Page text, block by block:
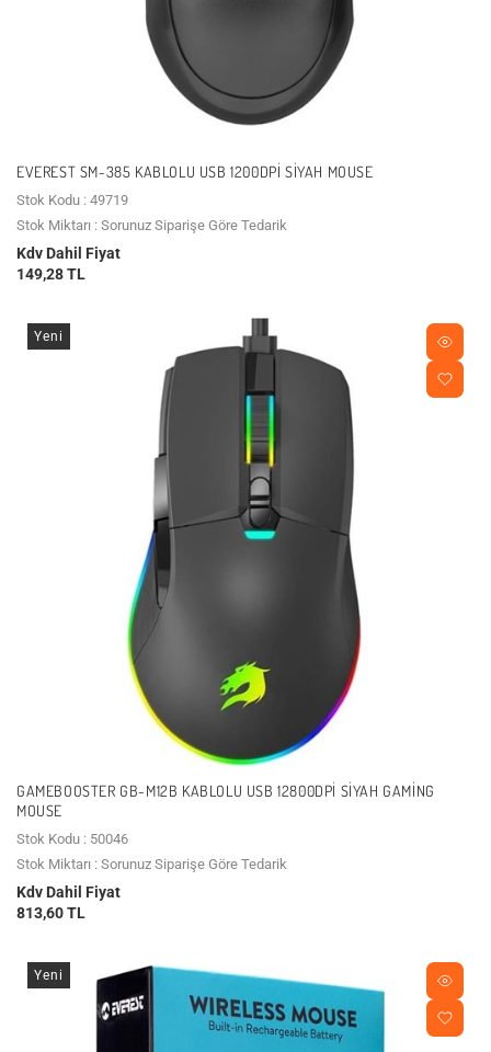
EVEREST SM-385 KABLOLU USB 1200DPI SIYAH MOUSE
Stok Kodu : 49719
Stok Miktarı : Sorunuz Siparişe Göre Tedarik
Kdv Dahil Fiyat
149,28 TL
Yeni
GAMEBOOSTER GB-M12B KABLOLU USB 12800DPI SIYAH GAMING
MOUSE
Stok Kodu : 50046
Stok Miktarı : Sorunuz Siparişe Göre Tedarik
Kdv Dahil Fiyat
813,60 TL
Yeni